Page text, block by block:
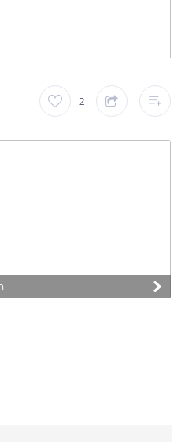
2
information is handled.